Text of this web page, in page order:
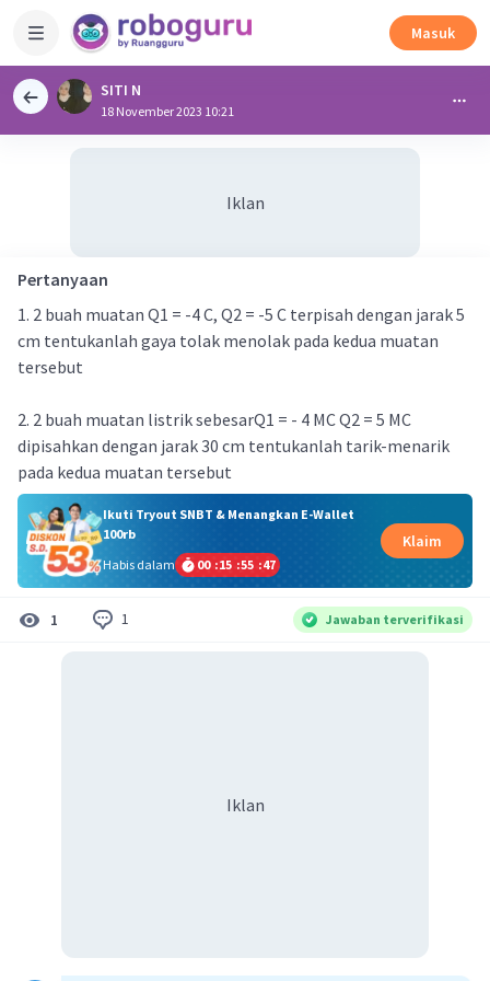
Masuk
SITI N
18 November 2023 10:21
Iklan
Pertanyaan
1. 2 buah muatan Q1 = -4 C, Q2 = -5 C terpisah dengan jarak 5
cm tentukanlah gaya tolak menolak pada kedua muatan
tersebut
2. 2 buah muatan listrik sebesarQ1 = - 4 MC Q2 = 5 MC
dipisahkan dengan jarak 30 cm tentukanlah tarik-menarik
pada kedua muatan tersebut
Ikuti Tryout SNBT & Menangkan E-Wallet
100rb
Habis dalam
00 :15 :55 :47
Klaim
1 1 Jawaban terverifikasi
Iklan